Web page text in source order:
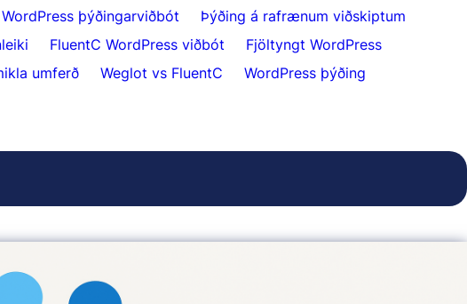
þýðingarviðbót
Þýðing á rafrænum viðskiptum
FluentC WordPress viðbót
Fjöltyngt WordPress
umferð Weglot vs FluentC
WordPress þýðing